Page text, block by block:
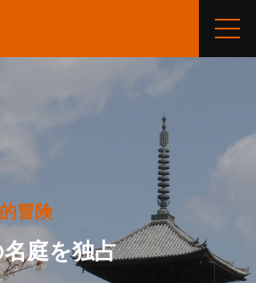
冒険
庭を独占